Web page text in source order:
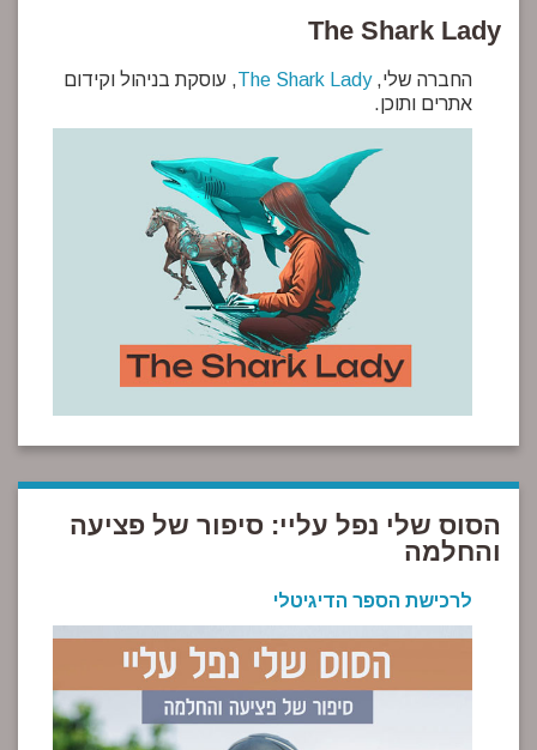
The Shark Lady
החברה שלי,The Shark Lady, עוסקת בניהול וקידום
אתרים ותוכן.
הסוס שלי נפל עליי: סיפור של פציעה
והחלמה
לרכישת הספר הדיגיטלי